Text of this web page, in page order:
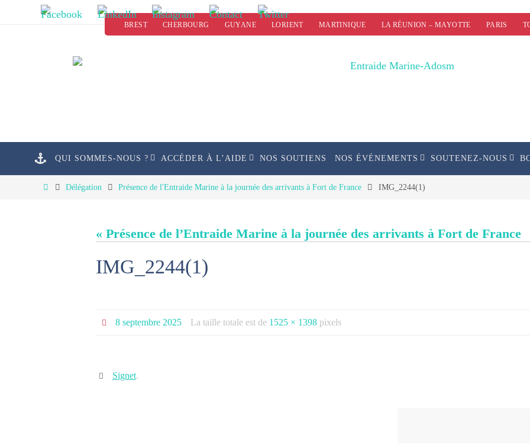
BREST CHERBOURG GUYANE LORIENT MARTINIQUE LA RÉUNION – MAYOTTE PARIS
QUI SOMMES-NOUS ? ACCÉDER À L’AIDE NOS SOUTIENS NOS ÉVÉNEMENTS SOUTENEZ-NOUS
HomeDélégation Présence de l'Entraide Marine à la journée des arrivants à Fort de France IMG_2244(1)
« Présence de l’Entraide Marine à la journée des arrivants à Fort de France
IMG_2244(1)
8 septembre 2025 La taille totale est de 1525 × 1398pixels
Signet.